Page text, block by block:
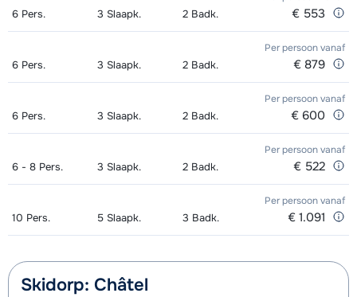
Goud (Sensation) Ski's + Stokken (8
afhankelijk
van week
dagen)
van week
Stokken (8 dagen)
afhankelijk
van week
afhankelijk
van week
Zilver (Evolution) Schoenen (8
dagen)
afhankelijk
Toekomst (Espoir) Ski's + Schoenen
+ Stokken (8 dagen)
afhankelijk
van week
dagen)
van week
dagen)
afhankelijk
van week
afhankelijk
Mini Kid Ski's + Stokken (8 dagen)
afhankelijk
van week
van week
6 Pers. 3 Slaapk. 2 Badk. € 553
Per persoonvanaf
6 Pers. 3 Slaapk. 2 Badk. € 879
Per persoonvanaf
6 Pers. 3 Slaapk. 2 Badk. € 600
Per persoonvanaf
6 - 8 Pers. 3 Slaapk. 2 Badk. € 522
Per persoonvanaf
10 Pers. 5 Slaapk. 3 Badk. € 1.091
Skidorp: Châtel